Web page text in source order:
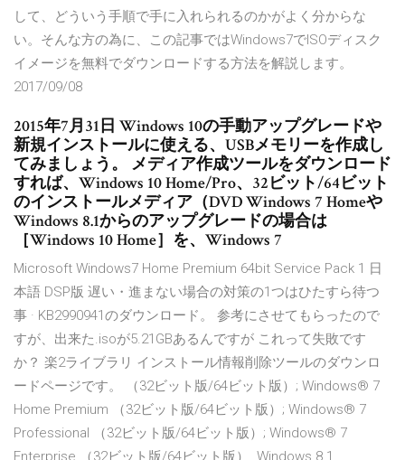
して、どういう手順で手に入れられるのかがよく分からな
い。そんな方の為に、この記事ではWindows7でISOディスク
イメージを無料でダウンロードする方法を解説します。
2017/09/08
2015年7月31日 Windows 10の手動アップグレードや
新規インストールに使える、USBメモリーを作成し
てみましょう。 メディア作成ツールをダウンロード
すれば、Windows 10 Home/Pro、32ビット/64ビット
のインストールメディア（DVD Windows 7 Homeや
Windows 8.1からのアップグレードの場合は
［Windows 10 Home］を、Windows 7
Microsoft Windows7 Home Premium 64bit Service Pack 1 日
本語 DSP版 遅い・進まない場合の対策の1つはひたすら待つ
事 · KB2990941のダウンロード。 参考にさせてもらったので
すが、出来た.isoが5.21GBあるんですが これって失敗です
か？ 楽2ライブラリ インストール情報削除ツールのダウンロ
ードページです。 （32ビット版/64ビット版）; Windows® 7
Home Premium （32ビット版/64ビット版）; Windows® 7
Professional （32ビット版/64ビット版）; Windows® 7